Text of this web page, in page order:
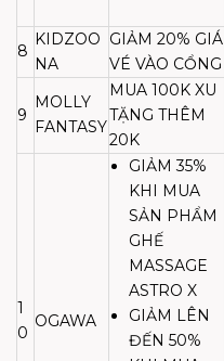
8
KIDZOO
NA
GIẢM 20% GIÁ
VÉ VÀO CỔNG
9
MOLLY
FANTASY
MUA 100K XU
TẶNG THÊM
20K
1
0
OGAWA
GIẢM 35%
KHI MUA
SẢN PHẨM
GHẾ
MASSAGE
ASTRO X
GIẢM LÊN
ĐẾN 50%